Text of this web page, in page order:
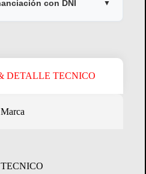
con DNI ▼
DETALLE TECNICO
Marca